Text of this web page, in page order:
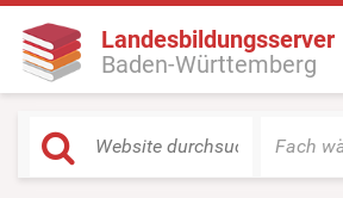
Landesbildungsserver
Baden-Württemberg
Fach